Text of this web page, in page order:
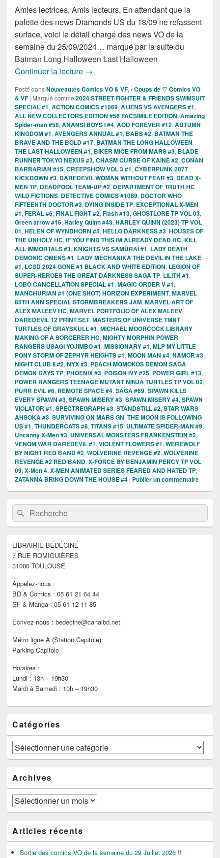
Amies lectrices, Amis lecteurs, En attendant que la
palette des news Diamonds US du 18/09 ne refassent
surface, voici le détail chargé des news VO de la
semaine du 25/09/2024… marqué par la suite du
Batman Long Halloween Last Halloween
Continuer la lecture Sorties des Comics VO de la
→
Posté dansNouveautés Comics VO & VF, › Coups de ♡ Comics VO
& VF | Marqué comme 2024 STREET FIGHTER & FRIENDS SWIMSUIT
SPECIAL #1, ACTION COMICS #1069, ALIENS VS AVENGERS #1,
ALL NEW COLLECTORS EDITION #56 FACSIMILE EDITION, Amazing
Spider-man #58, ANANSI BOYS I #4, AOD FOREVER #12, AUTUMN
KINGDOM #1, AVENGERS ANNUAL #1, BABS #2, BATMAN THE
BRAVE AND THE BOLD #17, BATMAN THE LONG HALLOWEEN
THE LAST HALLOWEEN #1, BIKER MICE FROM MARS #3, BLADE
RUNNER TOKYO NEXUS #3, CHASM CURSE OF KAINE #2, CONAN
BARBARIAN #15, CREEPSHOW VOL 3 #1, CYBERPUNK 2077
KICKDOWN #3, DAREDEVIL WOMAN WITHOUT FEAR #3, DEAD X-
MEN TP, DEADPOOL TEAM-UP #2, DEPARTMENT OF TRUTH HC
WILD FICTIONS, DETECTIVE COMICS #1089, DOCTOR WHO
FIFTEENTH DOCTOR #3, DYING INSIDE TP, EXCEPTIONAL X-MEN
#1, FERAL #6, FINAL FIGHT #2, Flash #13, GHOSTLORE TP VOL 03,
Green arrow #16, Harley Quinn #43, HARLEY QUINN (2023) TP VOL
01, HELEN OF WYNDHORN #5, HELLO DARKNESS #3, HOUSES OF
THE UNHOLY HC, IF YOU FIND THIS IM ALREADY DEAD HC, KILL
ALL IMMORTALS #3, KNIGHTS VS SAMURAI #1, LADY DEATH
DEMONIC OMENS #1, LADY MECHANIKA THE DEVIL IN THE LAKE
#1, LCSD 2024 GONE #1 BLACK AND WHITE EDITION, LEGION OF
SUPER-HEROES THE GREAT DARKNESS SAGA TP, LILITH #1,
LOBO CANCELLATION SPECIAL #1, MAGIC ORDER V #1,
MANCHURIAN #1 (ONE SHOT) HORIZON EXPERIMENT, MARVEL
85TH ANN SPECIAL STORMBREAKERS JAM, MARVEL ART OF
ALEX MALEEV HC, MARVEL PORTFOLIO OF ALEX MALEEV
DAREDEVIL 12 PRINT SET, MASTERS OF UNIVERSE TMNT
TURTLES OF GRAYSKULL #1, MICHAEL MOORCOCK LIBRARY
MAKING OF A SORCERER HC, MIGHTY MORPHIN POWER
RANGERS USAGI YOJIMBO #1, MISSIONARY #1, MLP MY LITTLE
PONY STORM OF ZEPHYR HEIGHTS #1, MOON MAN #4, NAMOR #3,
NIGHT CLUB II #2, NYX #3, PEACH MOMOKOS DEMON SAGA
DEMON DAYS TP, PHOENIX #3, POISON IVY #25, POWER GIRL #13,
POWER RANGERS TEENAGE MUTANT NINJA TURTLES TP VOL 02,
PURR EVIL #6, REMOTE SPACE #4, SAGA #69, SPAWN KILLS
EVERY SPAWN #3, SPAWN MISERY #3, SPAWN MISERY #4, SPAWN
VIOLATOR #1, SPECTREGRAPH #3, STANDSTILL #2, STAR WARS
AHSOKA #3, SURVIVING ON MARS GN, THE MOON IS FOLLOWING
US #1, THUNDERCATS #8, TITANS #15, ULTIMATE SPIDER-MAN #9,
Uncanny X-Men #3, UNIVERSAL MONSTERS FRANKENSTEIN #2,
VENOM WAR DAREDEVIL #1, VIOLENT FLOWERS #1, WEREWOLF
BY NIGHT RED BAND #2, WOLVERINE REVENGE #2, WOLVERINE
REVENGE #2 RED BAND, X-FORCE BY BENJAMIN PERCY TP VOL
09, X-Men 4, X-MEN ANIMATED SERIES FEARED AND HATED TP,
ZATANNA BRING DOWN THE HOUSE #4 | Publier un commentaire
Zone
principale
de
widget
barre
latérale
Recherche :Rechercher
LIBRAIRIE BÉDÉCINÉ
7 RUE ROMIGUIÈRES
31000 TOULOUSE
Appelez-nous :
BD & Comics : 05 61 21 64 44
SF & Manga : 05 61 12 11 85
Ecrivez-nous : bedecine@canalbd.net
Métro ligne A (Station Capitole)
Parking Capitole
Horaires :
Lundi : 13h – 19h30
Mardi à Samedi : 10h – 19h30
Catégories
Catégories
Archives
Archives
Articles récents
Sortie des comics VO de la semaine du 29 Juillet 2026 !!